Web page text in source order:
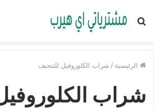
بحث
الرئيسية / شراب الكلوروفيل للتنحيف
شراب